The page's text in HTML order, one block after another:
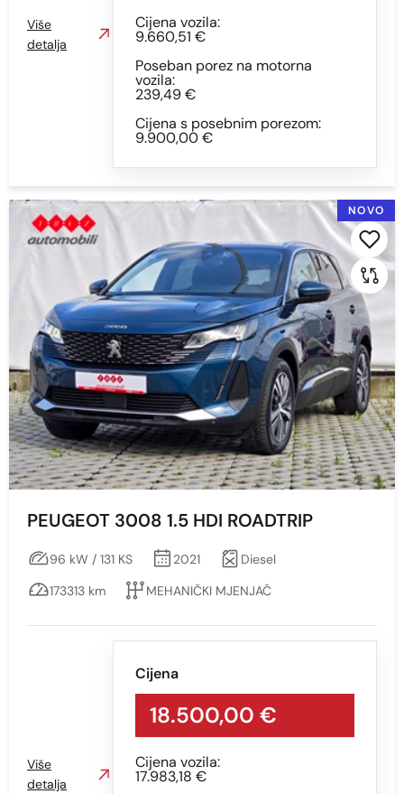
Cijena vozila:
9.660,51 €
Poseban porez na motorna
vozila:
239,49 €
Cijena s posebnim porezom:
9.900,00 €
Više
detalja
NOVO
PEUGEOT 3008 1.5 HDI ROADTRIP
96 kW / 131 KS 2021
Diesel
173313 km
MEHANIČKI MJENJAČ
Cijena
18.500,00 €
Cijena vozila:
17.983,18 €
Više
detalja